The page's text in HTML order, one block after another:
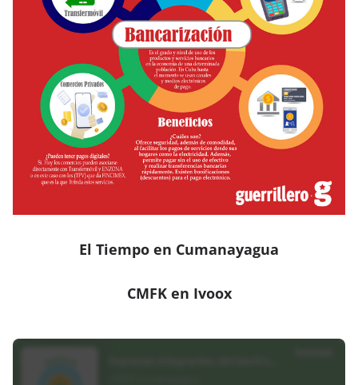
El Tiempo en Cumanayagua
CMFK en Ivoox